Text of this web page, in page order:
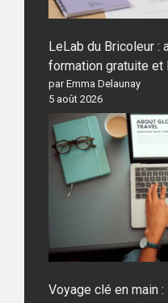
LeLab du Bricoleur :
formation gratuite
par Emma Delaunay
5 août 2026
Voyage clé en main :